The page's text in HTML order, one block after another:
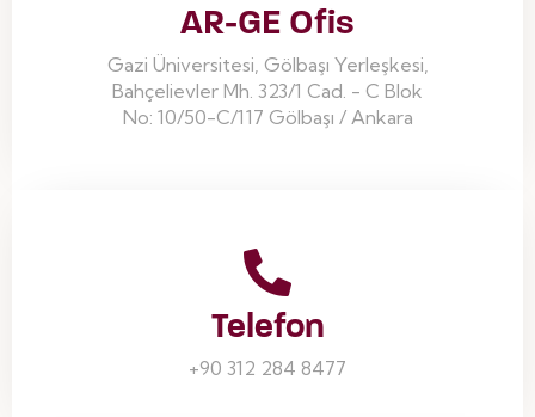
AR-GE Ofis
Gazi Üniversitesi, Gölbaşı Yerleşkesi,
Bahçelievler Mh. 323/1 Cad. - C Blok
No: 10/50-C/117 Gölbaşı / Ankara
Telefon
+90 312 284 8477